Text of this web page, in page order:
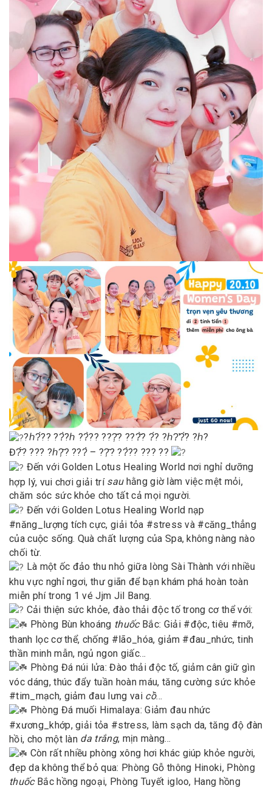
?ℎ?́?? ??̀?ℎ ??̀?? ???̣̂? ???̂̀? ?́? ?ℎ?̛?̛́? ?ℎ?
Đ?̂́? ??? ?ℎ?̣̂? ???̀ – ??̣̂? ??̀?? ??? ??
Đến với Golden Lotus Healing World nơi nghỉ dưỡng
hợp lý, vui chơi giải trí sau hằng giờ làm việc mệt mỏi,
chăm sóc sức khỏe cho tất cả mọi người.
Đến với Golden Lotus Healing World nạp
#năng_lượng tích cực, giải tỏa #stress và #căng_thẳng
của cuộc sống. Quà chất lượng của Spa, không nàng nào
chối từ.
Là một ốc đảo thu nhỏ giữa lòng Sài Thành với nhiều
khu vực nghỉ ngơi, thư giãn để bạn khám phá hoàn toàn
miễn phí trong 1 vé Jjm Jil Bang.
Cải thiện sức khỏe, đào thải độc tố trong cơ thể với:
Phòng Bùn khoáng thuốc Bắc: Giải #độc, tiêu #mỡ,
thanh lọc cơ thể, chống #lão_hóa, giảm #đau_nhức, tinh
thần minh mẫn, ngủ ngon giấc…
Phòng Đá núi lửa: Đào thải độc tố, giảm cân giữ gìn
vóc dáng, thúc đẩy tuần hoàn máu, tăng cường sức khỏe
#tim_mạch, giảm đau lưng vai cổ…
Phòng Đá muối Himalaya: Giảm đau nhức
#xương_khớp, giải tỏa #stress, làm sạch da, tăng độ đàn
hồi, cho một làn da trắng, mịn màng…
Còn rất nhiều phòng xông hơi khác giúp khỏe người,
đẹp da không thể bỏ qua: Phòng Gỗ thông Hinoki, Phòng
thuốc Bắc hồng ngoại, Phòng Tuyết igloo, Hang hồng